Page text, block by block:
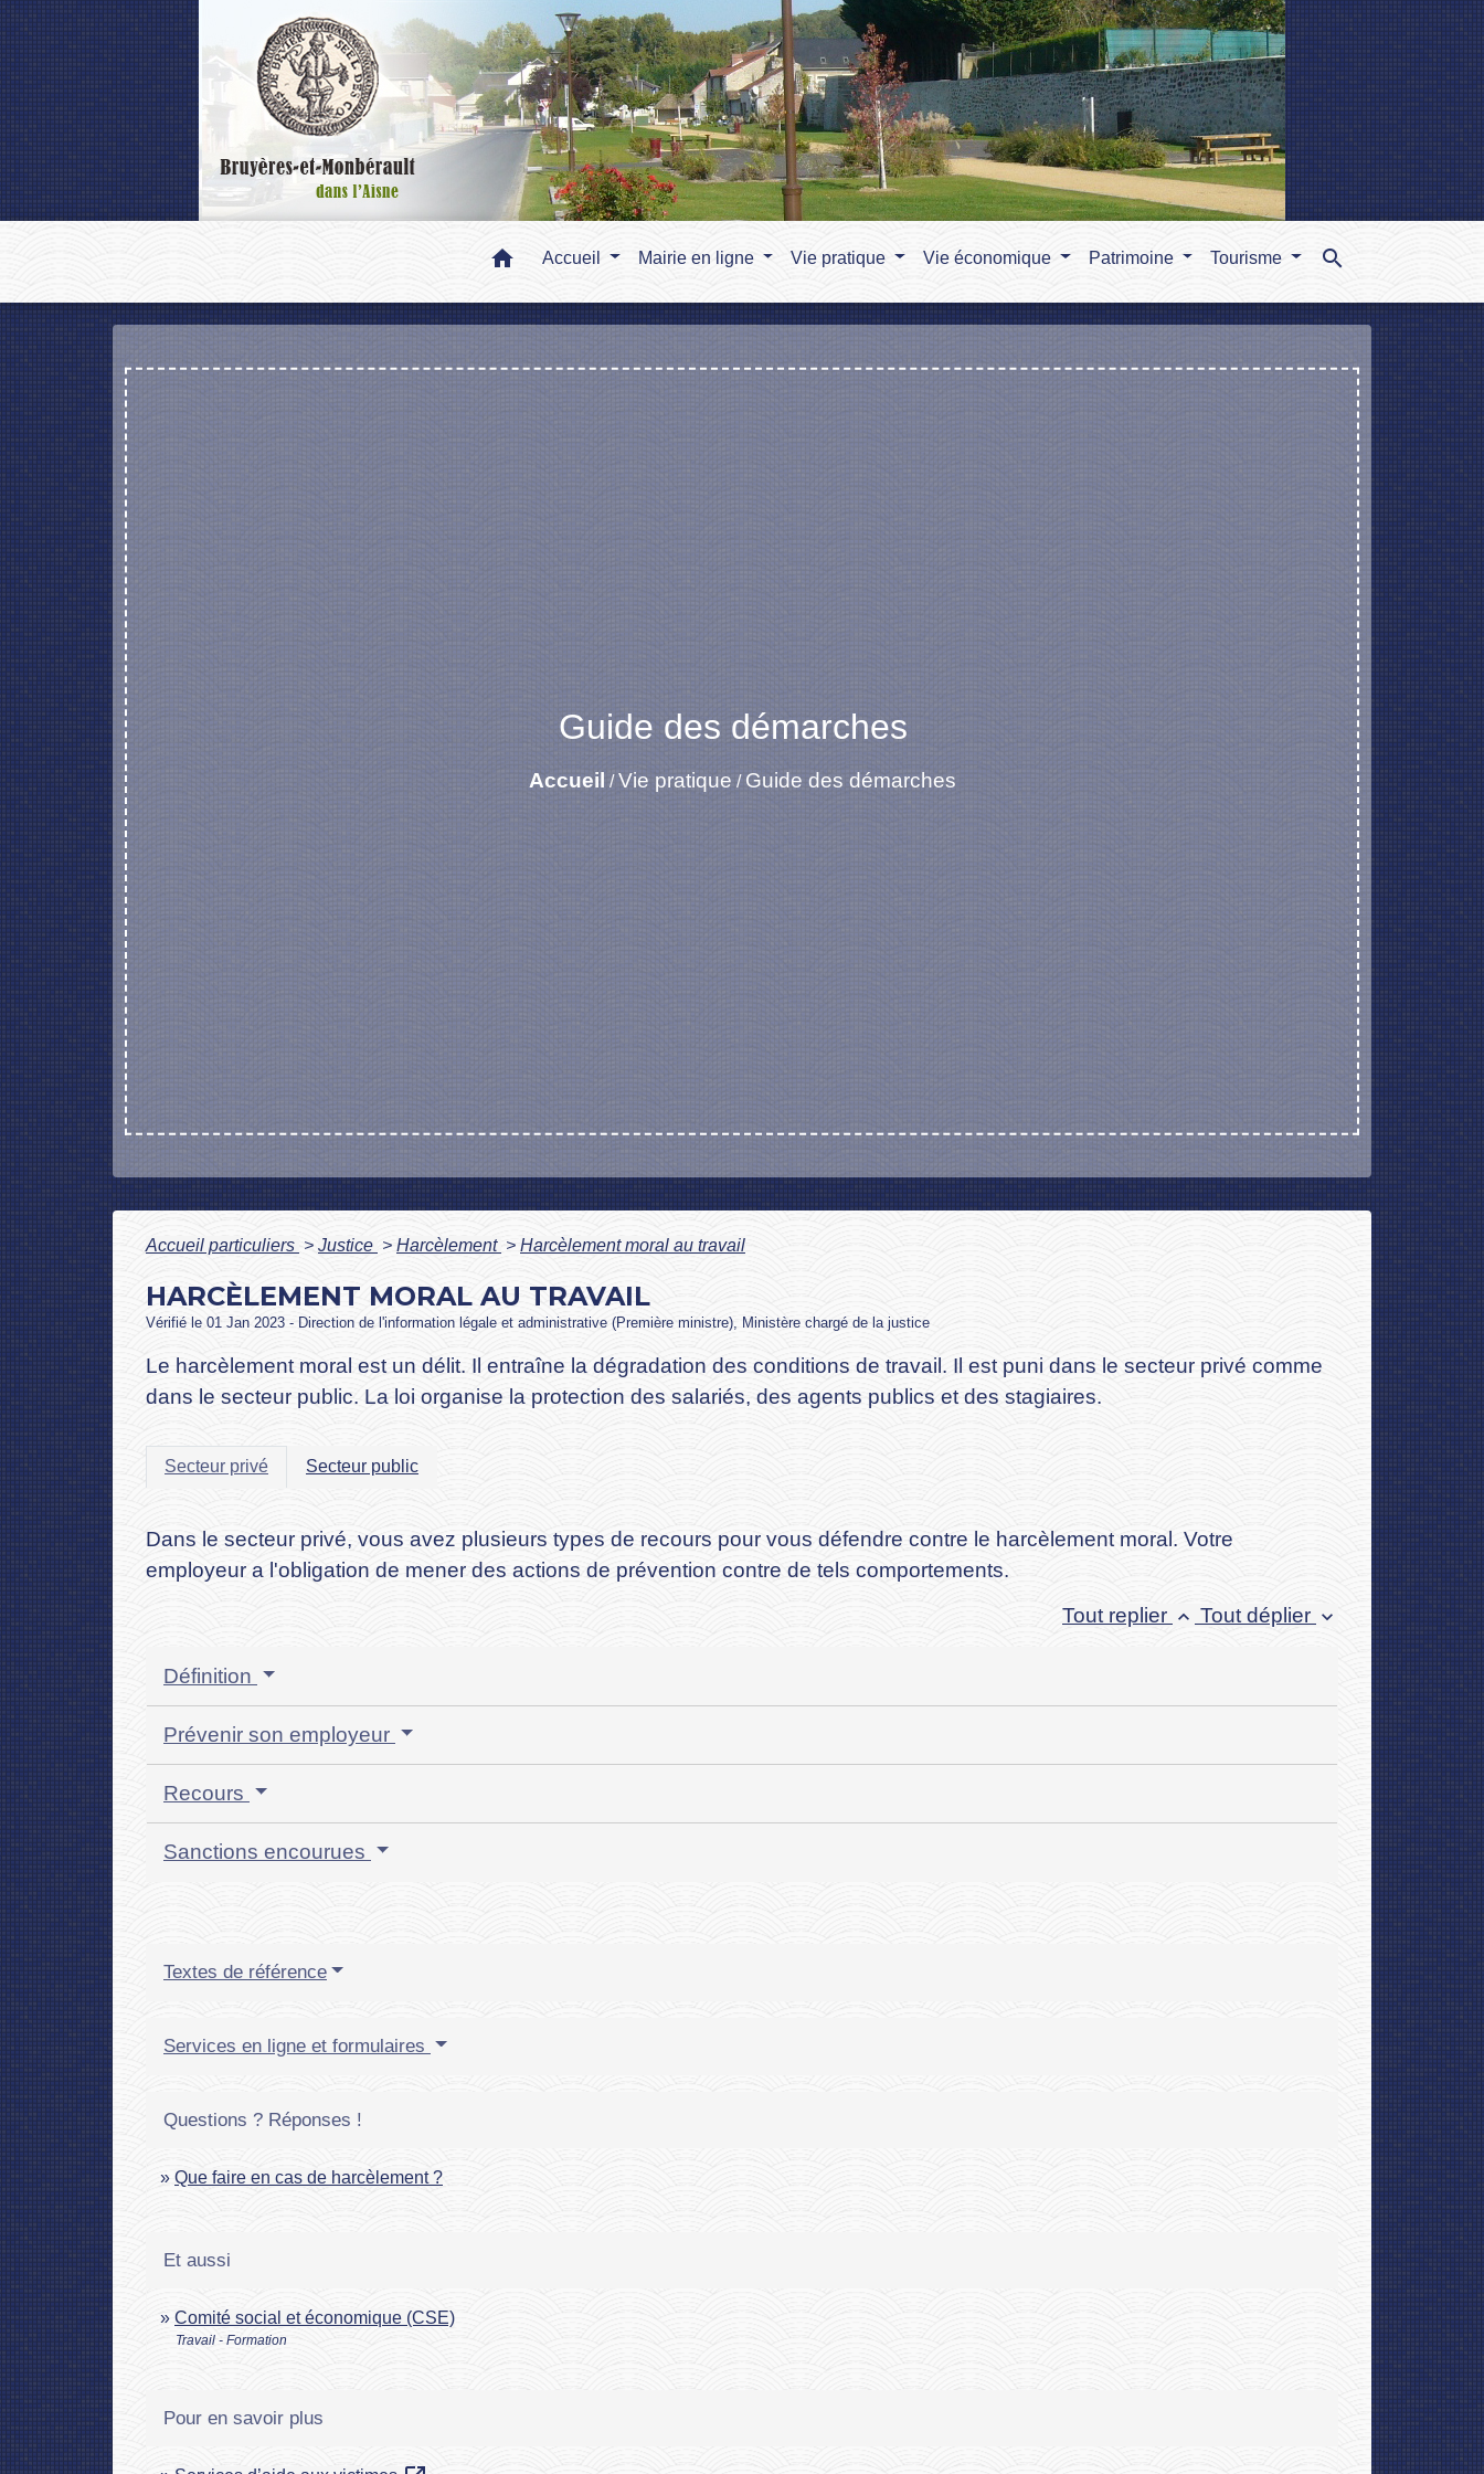
home Accueil Mairie en ligne Vie pratique Vie économique Patrimoine Tourisme search
Guide des démarches
Accueil /Vie pratique / Guide des démarches
Accueil particuliers > Justice > Harcèlement > Harcèlement moral au travail
HARCÈLEMENT MORAL AU TRAVAIL
Vérifié le 01 Jan 2023 - Direction de l'information légale et administrative (Première ministre), Ministère chargé de la justice
Le harcèlement moral est un délit. Il entraîne la dégradation des conditions de travail. Il est puni dans le secteur privé comme
dans le secteur public. La loi organise la protection des salariés, des agents publics et des stagiaires.
Secteur privé Secteur public
Dans le secteur privé, vous avez plusieurs types de recours pour vous défendre contre le harcèlement moral. Votre
employeur a l'obligation de mener des actions de prévention contre de tels comportements.
Tout replier keyboard_arrow_up Tout déplier keyboard_arrow_down
Définition
Prévenir son employeur
Recours
Sanctions encourues
Textes de référence
Services en ligne et formulaires
Questions ? Réponses !
Que faire en cas de harcèlement ?
Et aussi
Comité social et économique (CSE)
Travail - Formation
Pour en savoir plus